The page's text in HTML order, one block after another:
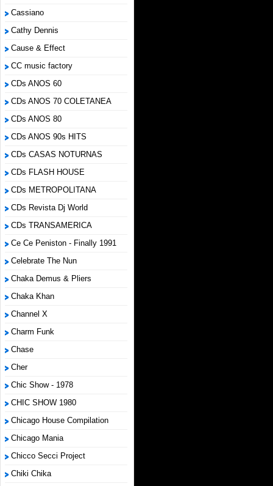
Cassiano
Cathy Dennis
Cause & Effect
CC music factory
CDs ANOS 60
CDs ANOS 70 COLETANEA
CDs ANOS 80
CDs ANOS 90s HITS
CDs CASAS NOTURNAS
CDs FLASH HOUSE
CDs METROPOLITANA
CDs Revista Dj World
CDs TRANSAMERICA
Ce Ce Peniston - Finally 1991
Celebrate The Nun
Chaka Demus & Pliers
Chaka Khan
Channel X
Charm Funk
Chase
Cher
Chic Show - 1978
CHIC SHOW 1980
Chicago House Compilation
Chicago Mania
Chicco Secci Project
Chiki Chika